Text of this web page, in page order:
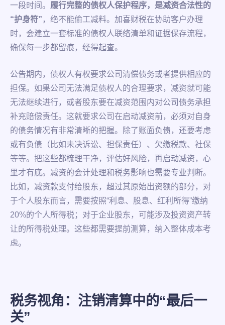
一段时间。 履行完整的债权人保护程序，是减资合法性的
“护身符” ，绝不能偷工减料。加喜财税在协助客户办理
时，会建立一套标准的债权人联络清单和证据保存流程，
确保每一步都留痕，经得起查。
公告期内，债权人有权要求公司清偿债务或者提供相应的
担保。如果公司无法满足债权人的合理要求，减资就可能
无法继续进行，或者股东要在减资范围内对公司债务承担
补充赔偿责任。这就要求公司在启动减资前，必须对自身
的债务情况有非常清晰的把握。除了账面负债，还要考虑
或有负债（比如未决诉讼、担保责任）、欠缴税款、社保
等等。把这些都梳理干净，评估好风险，再启动减资，心
里才有底。减资的会计处理和税务影响也需要专业判断。
比如，减资款支付给股东，超过其原始出资额的部分，对
于个人股东而言，需要按照“利息、股息、红利所得”缴纳
20%的个人所得税；对于企业股东，可能涉及投资资产转
让的所得税处理。这些都需要提前测算，纳入整体成本考
虑。
税务视角：注销清算中的“最后一
关”